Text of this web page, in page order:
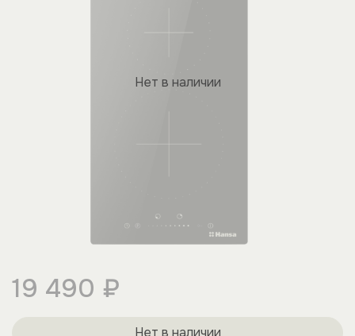
Нет в наличии
19 490 ₽
Нет в наличии